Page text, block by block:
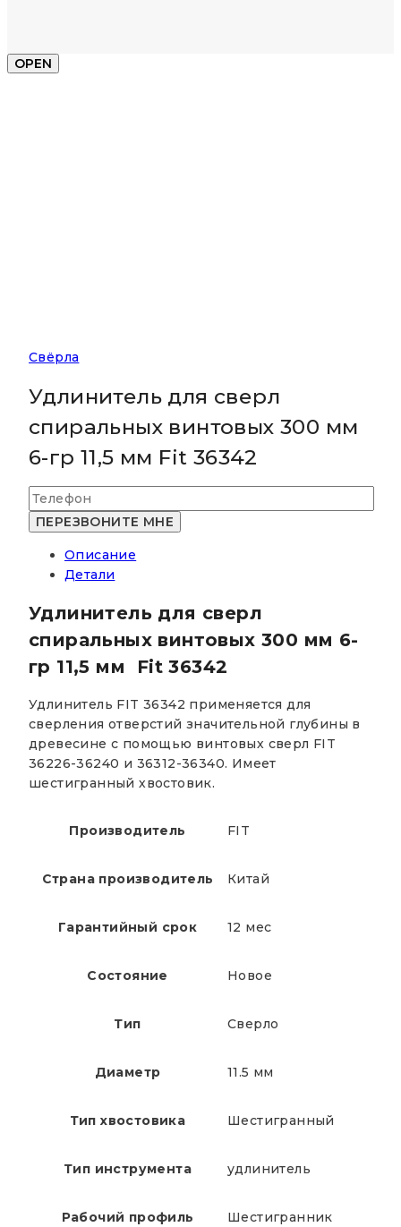
OPEN
Свёрла
Удлинитель для сверл
спиральных винтовых 300 мм
6-гр 11,5 мм Fit 36342
Описание
Детали
Удлинитель для сверл
спиральных винтовых 300 мм 6-
гр 11,5 мм Fit 36342
Удлинитель FIT 36342 применяется для
сверления отверстий значительной глубины в
древесине с помощью винтовых сверл FIT
36226-36240 и 36312-36340. Имеет
шестигранный хвостовик.
Производитель FIT
Страна производитель Китай
Гарантийный срок 12 мес
Состояние Новое
Тип Сверло
Диаметр 11.5 мм
Тип хвостовика Шестигранный
Тип инструмента удлинитель
Рабочий профиль Шестигранник